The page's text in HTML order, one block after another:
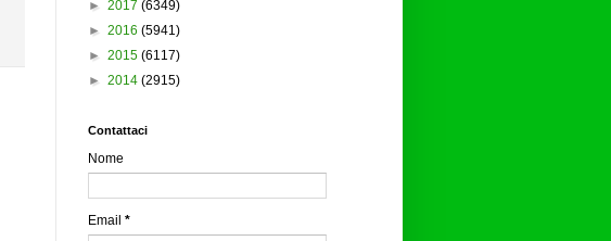
► 2017 (6349)
► 2016 (5941)
► 2015 (6117)
► 2014 (2915)
Contattaci
Nome
Email *